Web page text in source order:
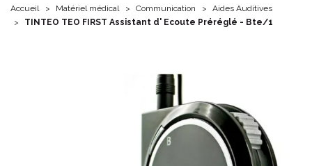
Accueil Matériel médical Communication
Aides Auditives
TINTEO TEO FIRST Assistant d' Ecoute Préréglé - Bte/1